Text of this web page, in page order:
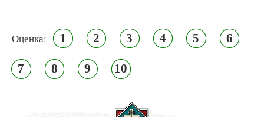
Оценка: 1 2 3 4 5 6
7 8 9 10